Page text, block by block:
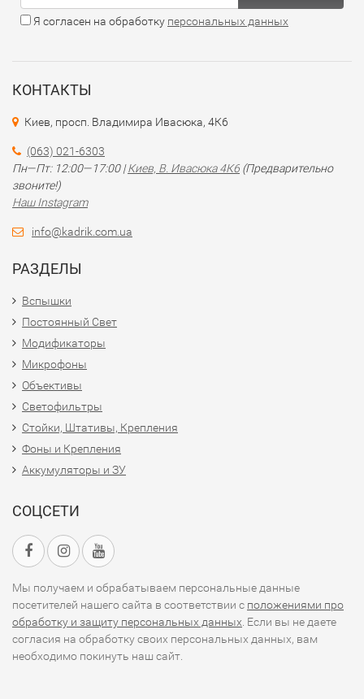
Я согласен на обработку персональных данных
КОНТАКТЫ
Киев, просп. Владимира Ивасюка, 4К6
(063) 021-6303
Пн—Пт: 12:00—17:00 |Киев, В. Ивасюка 4К6 (Предварительно
звоните!)
Наш Instagram
info@kadrik.com.ua
РАЗДЕЛЫ
Вспышки
Постоянный Свет
Модификаторы
Микрофоны
Объективы
Светофильтры
Стойки, Штативы, Крепления
Фоны и Крепления
Аккумуляторы и ЗУ
СОЦСЕТИ
Мы получаем и обрабатываем персональные данные
посетителей нашего сайта в соответствии с положениями про
обработку и защиту персональных данных . Если вы не даете
согласия на обработку своих персональных данных, вам
необходимо покинуть наш сайт.